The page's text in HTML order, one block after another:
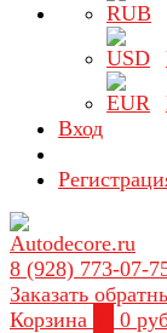
Вход
8 (928) 773-07-
Заказать
Корзина
0